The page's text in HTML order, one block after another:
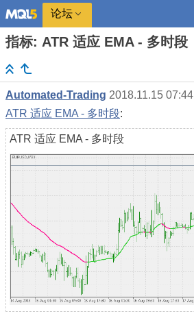
论坛
指标: ATR 适应 EMA - 多时段
Automated-Trading 2018.11.15 07:44
ATR 适应 EMA - 多时段:
ATR 适应 EMA - 多时段